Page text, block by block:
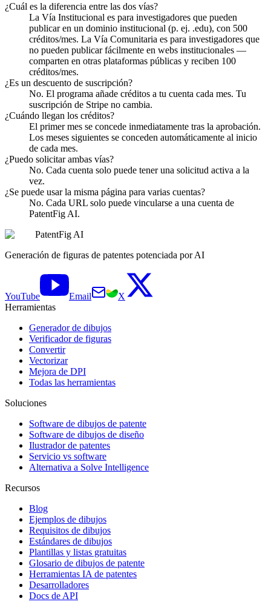
¿Cuál es la diferencia entre las dos vías?
La Vía Institucional es para investigadores que pueden
publicar en un dominio institucional (p. ej. .edu), con 500
créditos/mes. La Vía Comunitaria es para investigadores que
no pueden publicar fácilmente en webs institucionales —
comparten en otras plataformas públicas y reciben 100
créditos/mes.
¿Es un descuento de suscripción?
No. El programa añade créditos a tu cuenta cada mes. Tu
suscripción de Stripe no cambia.
¿Cuándo llegan los créditos?
El primer mes se concede inmediatamente tras la aprobación.
Los meses siguientes se conceden automáticamente al inicio
de cada mes.
¿Puedo solicitar ambas vías?
No. Cada cuenta solo puede tener una solicitud activa a la
vez.
¿Se puede usar la misma página para varias cuentas?
No. Cada URL solo puede vincularse a una cuenta de
PatentFig AI.
PatentFig AI
Generación de figuras de patentes potenciada por AI
YouTube Email
X
Herramientas
Generador de dibujos
Verificador de figuras
Convertir
Vectorizar
Mejora de DPI
Todas las herramientas
Soluciones
Software de dibujos de patente
Software de dibujos de diseño
Ilustrador de patentes
Servicio vs software
Alternativa a Solve Intelligence
Recursos
Blog
Ejemplos de dibujos
Requisitos de dibujos
Estándares de dibujos
Plantillas y listas gratuitas
Glosario de dibujos de patente
Herramientas IA de patentes
Desarrolladores
Docs de API